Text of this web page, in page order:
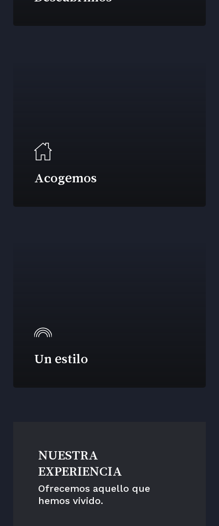
Acogemos
Un estilo
NUESTRA
EXPERIENCIA
Ofrecemos aquello que
hemos vivido.